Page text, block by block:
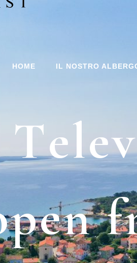
HOME IL NOSTRO
Telev
pen f